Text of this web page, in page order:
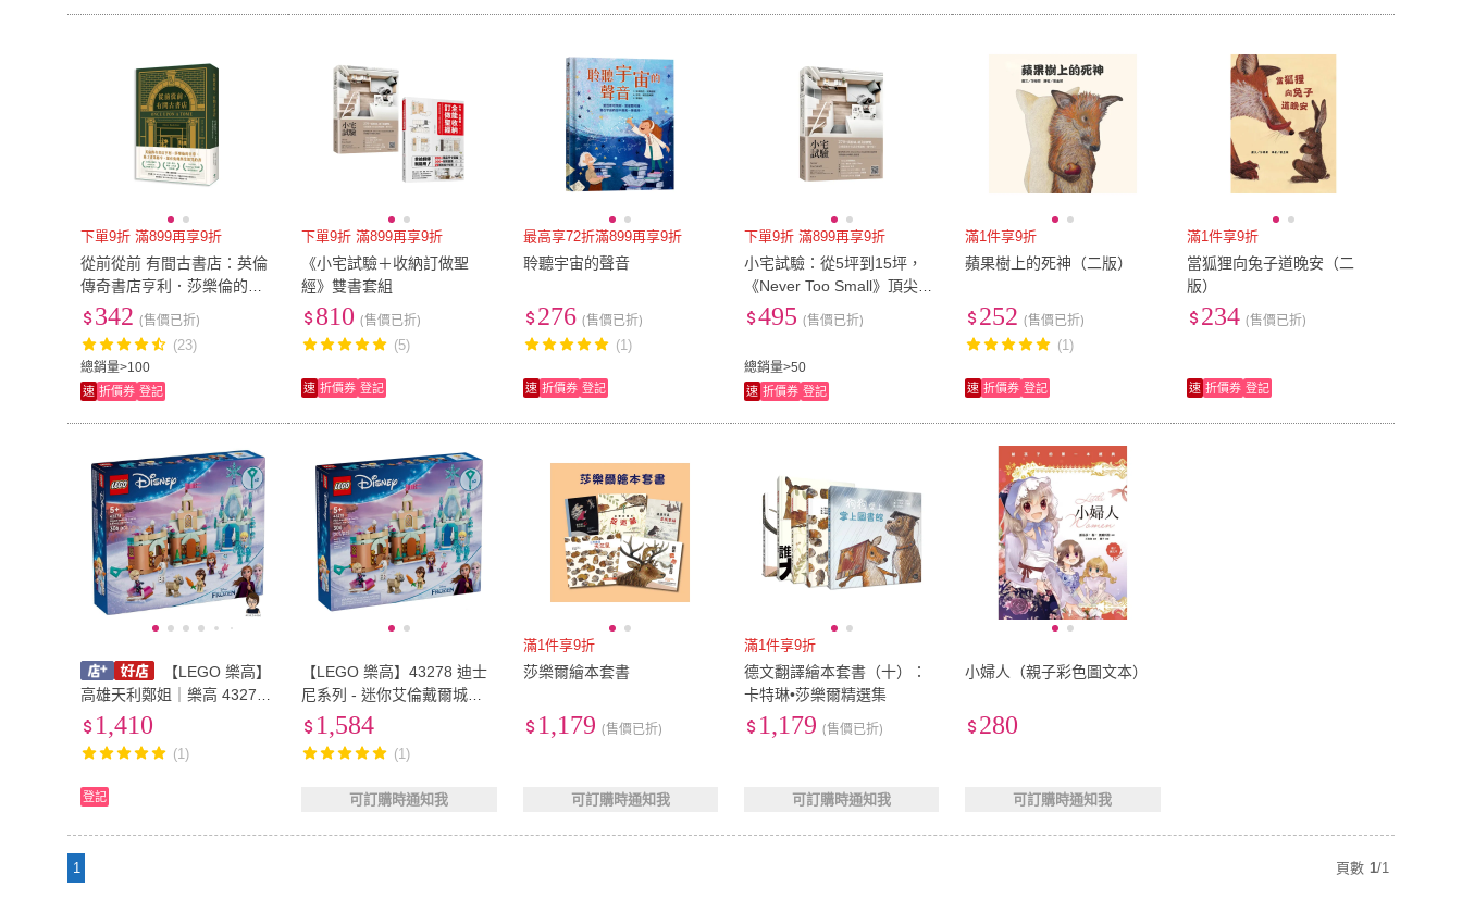
下單9折 滿899再享9折
從前從前 有間古書店：英倫
傳奇書店亨利．莎樂倫的日
常 除了書業秘辛 還有鬼魂與
受詛咒的書
總銷量>100
342 (售價已折)
(23)
速 折價券 登記
下單9折 滿899再享9折
《小宅試驗＋收納訂做聖
經》雙書套組
810 (售價已折)
(5)
速 折價券 登記
最高享72折滿899再享9折
聆聽宇宙的聲音
276 (售價已折)
(1)
速 折價券 登記
下單9折 滿899再享9折
小宅試驗：從5坪到15坪，
《Never Too Small》頂尖設
計師不將就的小坪數生活提
總銷量>50
495 (售價已折)
速 折價券 登記
滿1件享9折
蘋果樹上的死神（二版）
252 (售價已折)
(1)
速 折價券 登記
滿1件享9折
當狐狸向兔子道晚安（二
版）
234 (售價已折)
速 折價券 登記
【LEGO 樂高】
高雄天利鄭姐｜樂高 43278
你艾倫戴爾城堡和艾莎的冰
雪宮殿 迪士尼公主 冰雪奇緣
2 景觀模型
1,410
(1)
登記
【LEGO 樂高】43278 迪士
尼系列 - 迷你艾倫戴爾城堡
和艾莎的冰雪宮殿
1,584
(1)
可訂購時通知我
滿1件享9折
莎樂爾繪本套書
1,179 (售價已折)
可訂購時通知我
滿1件享9折
德文翻譯繪本套書（十）：
卡特琳•莎樂爾精選集
1,179 (售價已折)
可訂購時通知我
小婦人（親子彩色圖文本）
280
可訂購時通知我
1 頁數 1/1